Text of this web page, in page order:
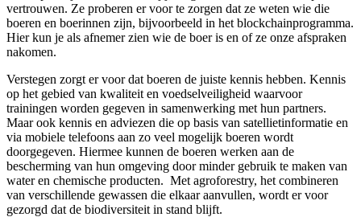
vertrouwen. Ze proberen er voor te zorgen dat ze weten wie die
boeren en boerinnen zijn, bijvoorbeeld in het blockchainprogramma.
Hier kun je als afnemer zien wie de boer is en of ze onze afspraken
nakomen.
Verstegen zorgt er voor dat boeren de juiste kennis hebben. Kennis
op het gebied van kwaliteit en voedselveiligheid waarvoor
trainingen worden gegeven in samenwerking met hun partners.
Maar ook kennis en adviezen die op basis van satellietinformatie en
via mobiele telefoons aan zo veel mogelijk boeren wordt
doorgegeven. Hiermee kunnen de boeren werken aan de
bescherming van hun omgeving door minder gebruik te maken van
water en chemische producten. Met agroforestry, het combineren
van verschillende gewassen die elkaar aanvullen, wordt er voor
gezorgd dat de biodiversiteit in stand blijft.